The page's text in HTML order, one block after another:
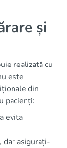
și
realizată cu
este
din
pacienți:
evita
dar asigurați-